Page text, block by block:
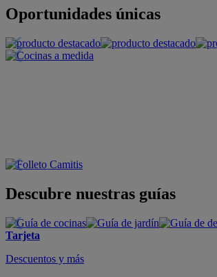
Oportunidades únicas
Descubre nuestras guías
Tarjeta
Descuentos y más